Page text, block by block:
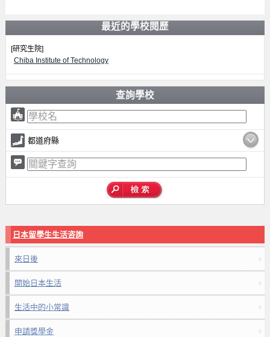
最近的學校閱歷
[研究生院]
Chiba Institute of Technology
查詢學校
都道府縣
日本留學生生活咨詢
來日後
開始日本生活
生活中的小常識
申請獎學金